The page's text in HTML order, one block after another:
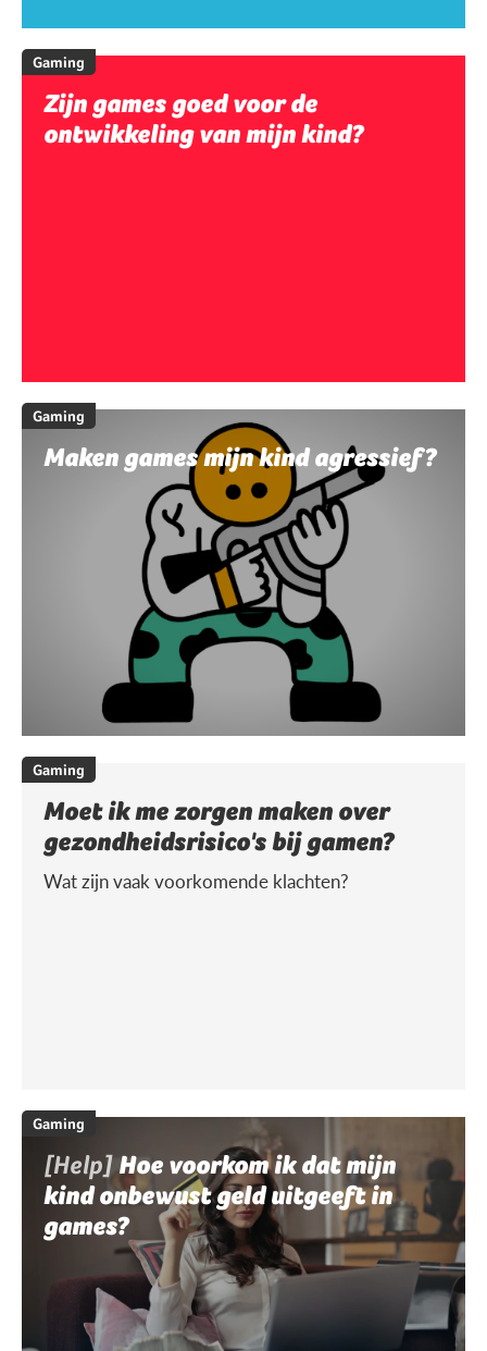
Gaming
Zijn games goed voor de
ontwikkeling van mijn kind?
Gaming
Maken games mijn kind agressief?
Gaming
Moet ik me zorgen maken over
gezondheidsrisico's bij gamen?
Wat zijn vaak voorkomende klachten?
Gaming
[Help]Hoe voorkom ik dat mijn
kind onbewust geld uitgeeft in
games?